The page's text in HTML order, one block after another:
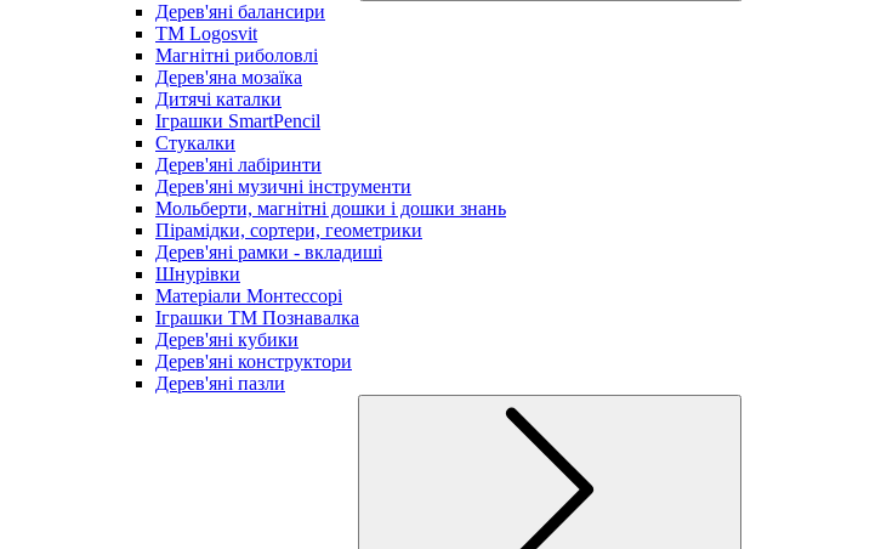
Дерев'яні балансири
TM Logosvit
Магнітні риболовлі
Дерев'яна мозаїка
Дитячі каталки
Іграшки SmartPencil
Стукалки
Дерев'яні лабіринти
Дерев'яні музичні інструменти
Мольберти, магнітні дошки і дошки знань
Пірамідки, сортери, геометрики
Дерев'яні рамки - вкладиші
Шнурівки
Матеріали Монтессорі
Іграшки ТМ Познавалка
Дерев'яні кубики
Дерев'яні конструктори
Дерев'яні пазли